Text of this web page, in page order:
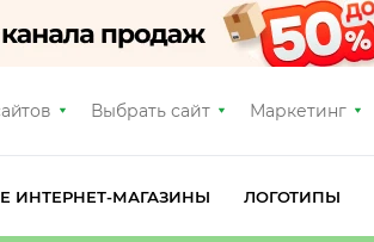
Выбрать сайт Маркетинг
ИНТЕРНЕТ-МАГАЗИНЫ ЛОГОТИПЫ